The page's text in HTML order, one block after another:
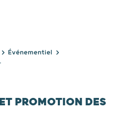
Événementiel
PROMOTION DES